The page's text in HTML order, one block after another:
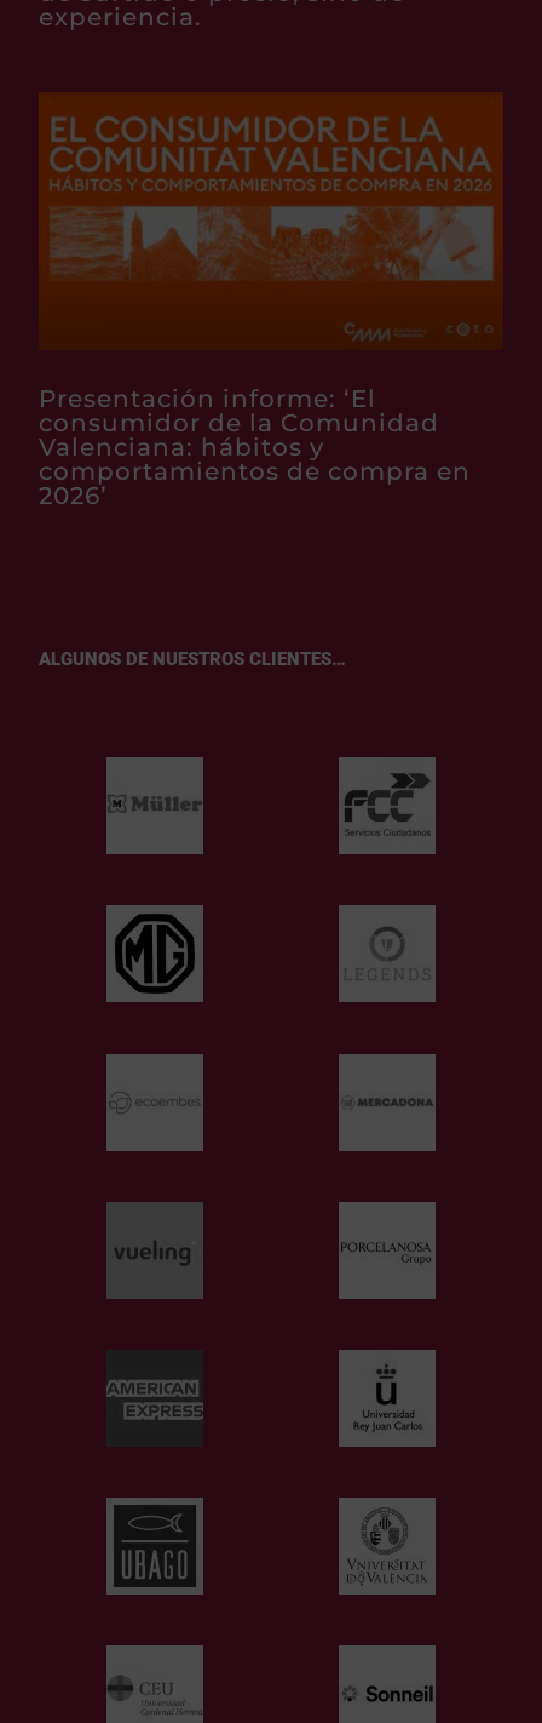
experiencia.
Presentación informe: ‘El
consumidor de la Comunidad
Valenciana: hábitos y
comportamientos de compra en
2026’
ALGUNOS DE NUESTROS CLIENTES…